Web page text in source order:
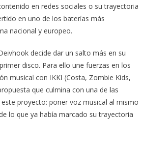
en redes sociales o su trayectoria
en uno de los baterías más
nacional y europeo.
decide dar un salto más en su
disco. Para ello une fuerzas en los
musical con IKKI (Costa, Zombie Kids,
que culmina con una de las
proyecto: poner voz musical al mismo
lo que ya había marcado su trayectoria